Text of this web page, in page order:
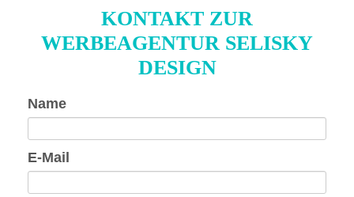
KONTAKT ZUR
WERBEAGENTUR SELISKY
DESIGN
Pflichtfeld
Name
Pflichtfeld
E-Mail